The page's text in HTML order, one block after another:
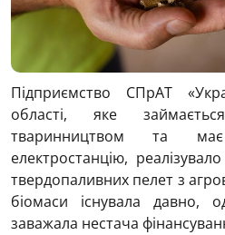
Підприємство СПрАТ
області, яке
тваринництвом та
електростанцію,
твердопаливних пелет з
біомаси існувала давно,
заважала нестача